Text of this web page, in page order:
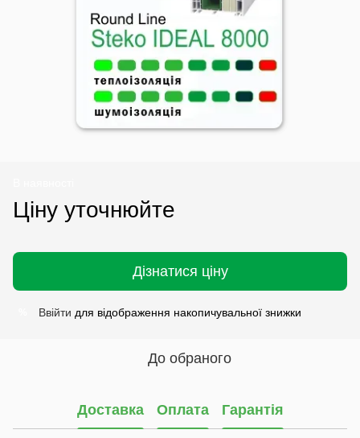
Ціну уточнюйте
Дізнатися ціну
Ввійти для відображення накопичувальної знижки
До обраного
Доставка Оплата Гарантія